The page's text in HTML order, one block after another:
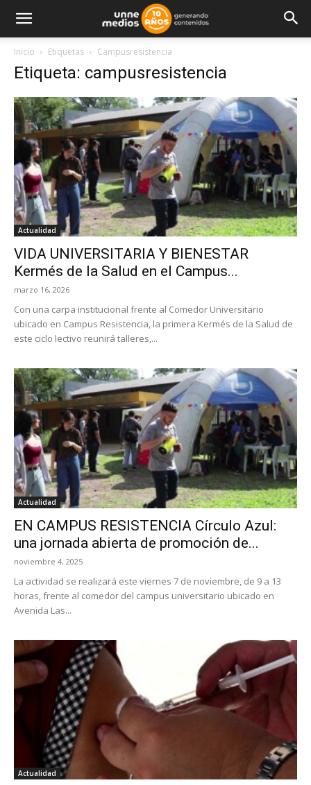
Inicio Etiquetas Campusresistencia
Etiqueta: campusresistencia
Actualidad
VIDA UNIVERSITARIA Y BIENESTAR
Kermés de la Salud en el Campus...
marzo 16, 2026
Con una carpa institucional frente al Comedor Universitario
ubicado en Campus Resistencia, la primera Kermés de la Salud de
este ciclo lectivo reunirá talleres,...
Actualidad
EN CAMPUS RESISTENCIA Círculo Azul:
una jornada abierta de promoción de...
noviembre 4, 2025
La actividad se realizará este viernes 7 de noviembre, de 9 a 13
horas, frente al comedor del campus universitario ubicado en
Avenida Las...
Actualidad